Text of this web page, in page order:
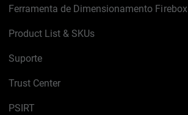
Ferramenta de Dimensionamento Firebox
Product List & SKUs
Suporte
Trust Center
PSIRT